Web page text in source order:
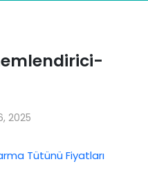
2025
Tütünü Fiyatları